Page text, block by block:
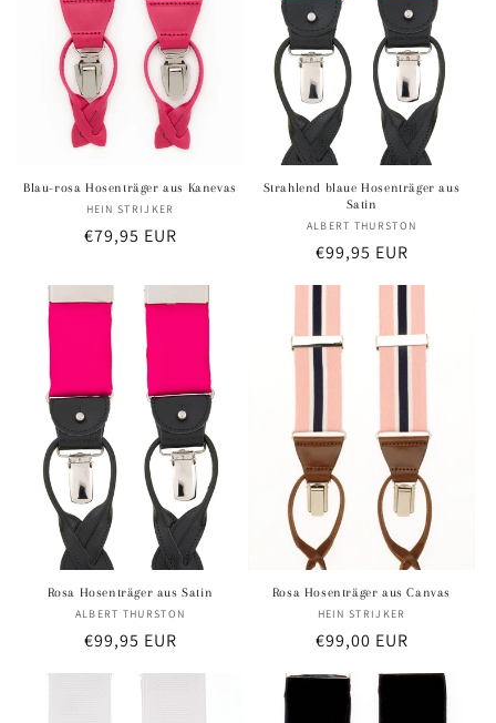
Blau-rosa Hosenträger aus Kanevas
Anbieter:
HEIN STRIJKER
Normaler
€79,95 EUR
Strahlend blaue Hosenträger aus
Satin
Anbieter:
ALBERT THURSTON
Normaler
Preis
€99,95 EUR
Rosa Hosenträger aus Satin
Anbieter:
ALBERT THURSTON
Normaler
€99,95 EUR
Rosa Hosenträger aus Canvas
Anbieter:
HEIN STRIJKER
Normaler
€99,00 EUR